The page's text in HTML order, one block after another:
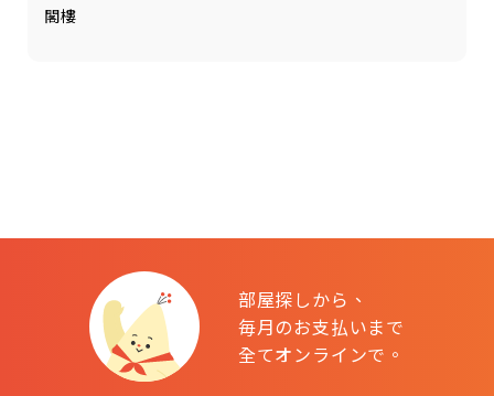
閣樓
部屋探しから、
毎月のお支払いまで
全てオンラインで。